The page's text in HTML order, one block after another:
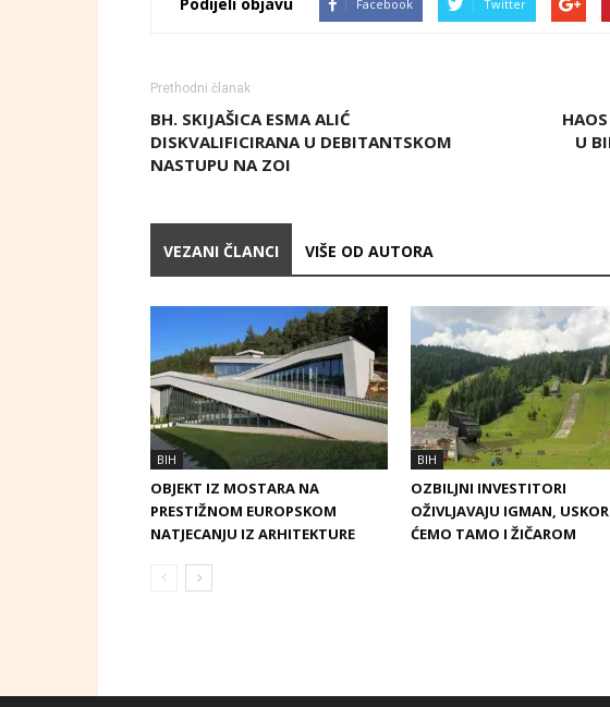
Facebook Twitter
Prethodni članak
BH. SKIJAŠICA ESMA ALIĆ
DISKVALIFICIRANA U DEBITANTSKOM
NASTUPU NA ZOI
U
VEZANI ČLANCI VIŠE OD AUTORA
BIH
OBJEKT IZ MOSTARA NA
PRESTIŽNOM EUROPSKOM
NATJECANJU IZ ARHITEKTURE
BIH
OZBILJNI INVESTITORI
OŽIVLJAVAJU IGMAN,
ĆEMO TAMO I ŽIČAROM